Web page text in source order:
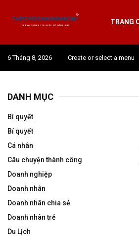
TRANG
6 Tháng 8, 2026 Create or select a menu
DANH MỤC
Bí quyết
Bí quyết
Cá nhân
Câu chuyện thành công
Doanh nghiệp
Doanh nhân
Doanh nhân chia sẻ
Doanh nhân trẻ
Du Lịch